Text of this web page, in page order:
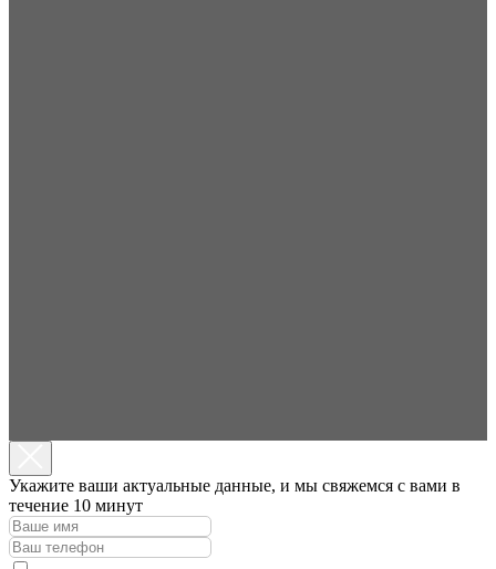
Укажите ваши актуальные данные, и мы свяжемся с вами в
течение 10 минут